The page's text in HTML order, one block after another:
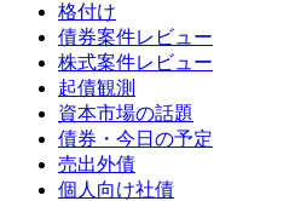
格付け
債券案件レビュー
株式案件レビュー
起債観測
資本市場の話題
債券・今日の予定
売出外債
個人向け社債